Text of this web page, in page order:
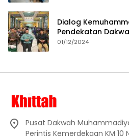
Dialog
Pendekatan
01/12/2024
Pusat Dakwah
Perintis Kemerdekaan KM 10